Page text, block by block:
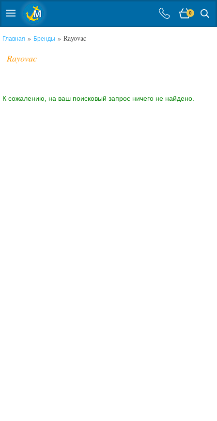
0
Главная » Бренды » Rayovac
Rayovac
К сожалению, на ваш поисковый запрос ничего не найдено.